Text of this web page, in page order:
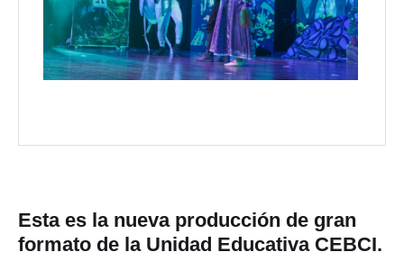
Esta es la nueva producción de gran
formato de la Unidad Educativa CEBCI.